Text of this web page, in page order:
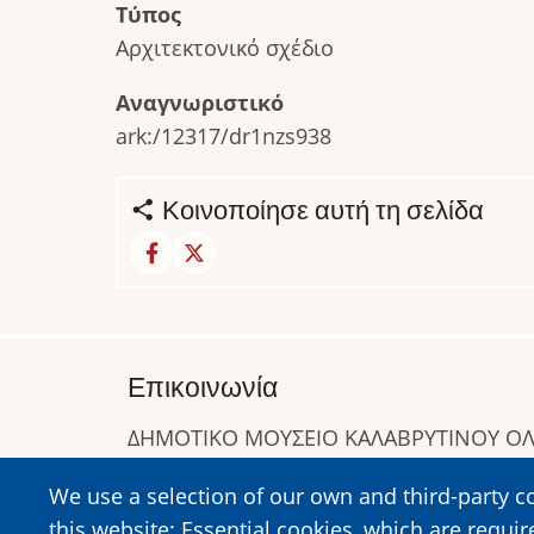
Τύπος
Αρχιτεκτονικό σχέδιο
Αναγνωριστικό
ark:/12317/dr1nzs938
Κοινοποίησε αυτή τη σελίδα
We use a selection of our own and third-party
Επικοινωνία
ΔΗΜΟΤΙΚΟ ΜΟΥΣΕΙΟ ΚΑΛΑΒΡΥΤΙΝΟΥ
Τηλ:2692023646, 2692360220